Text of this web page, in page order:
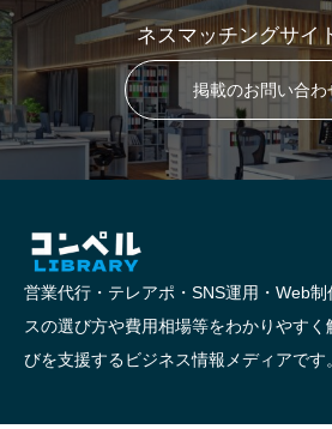
ネスマッチングサイ
掲載のお問い合わ
営業代行・テレアポ・SNS運用・Web
スの選び方や費用相場等をわかりやす
びを支援するビジネス情報メディアです。